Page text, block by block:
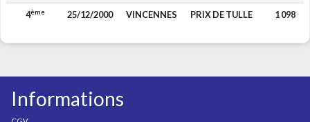
4ème 25/12/2000 VINCENNES PRIX DE TULLE 1 098
Informations